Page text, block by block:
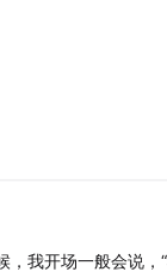
我开场一般会说，